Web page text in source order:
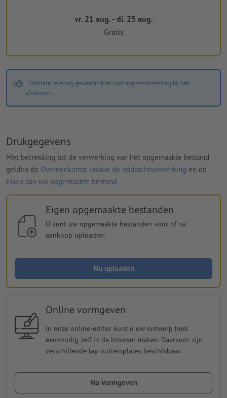
vr. 21 aug. - di. 25 aug.
Gratis
Snellere levering gewenst? Kies voor expresverzending bij het
afrekenen.
Drukgegevens
Met betrekking tot de verwerking van het opgemaakte bestand
gelden de Overeenkomst inzake de opdrachtverwerking en de
Eisen aan uw opgemaakte bestand
Eigen opgemaakte bestanden
U kunt uw opgemaakte bestanden vóór of na
aankoop uploaden.
Nu uploaden
Online vormgeven
In onze online-editor kunt u uw ontwerp heel
eenvoudig zelf in de browser maken. Daarvoor zijn
verschillende lay-outtemplates beschikbaar.
Nu vormgeven